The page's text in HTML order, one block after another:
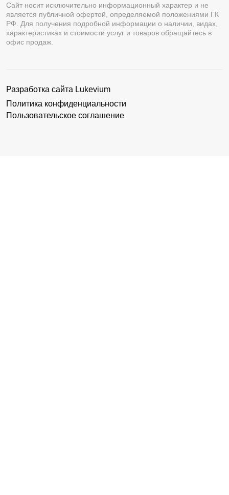
Сайт носит исключительно информационный характер и не
является публичной офертой, определяемой положениями ГК
РФ. Для получения подробной информации о наличии, видах,
характеристиках и стоимости услуг и товаров обращайтесь в
офис продаж.
Разработка сайта Lukevium
Политика конфиденциальности
Пользовательское соглашение